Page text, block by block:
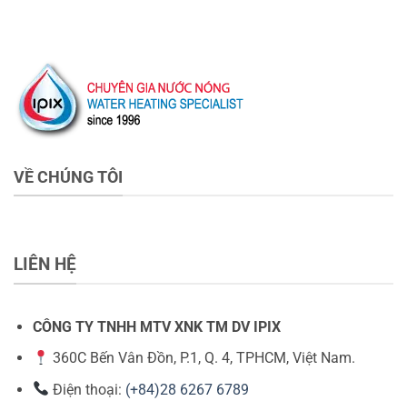
VỀ CHÚNG TÔI
LIÊN HỆ
CÔNG TY TNHH MTV XNK TM DV IPIX
360C Bến Vân Đồn, P.1, Q. 4, TPHCM, Việt Nam.
Điện thoại: (+84)28 6267 6789